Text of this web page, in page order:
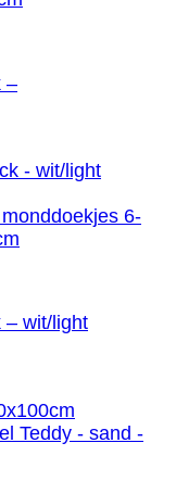
–
– wit/light